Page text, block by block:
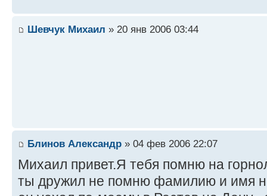
Шевчук Михаил » 20 янв 2006 03:44
Блинов Александр » 04 фев 2006 22:07
Михаил привет.Я тебя помню на
ты дружил не помню фамилию и имя